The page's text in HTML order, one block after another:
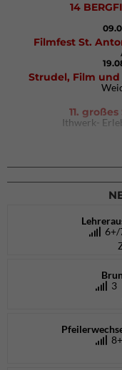
14
Filmfest St.
Strudel, Film
11.
Ithwerk-
DAV Kletter- &